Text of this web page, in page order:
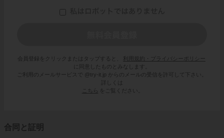
会員登録をクリックまたはタップすると、
利用規約・プライバシーポリシー
に同意したものとみなします。
ご利用のメールサービスで @try-it.jp からのメールの受信を許可して下さい。
詳しくは
こちら
をご覧ください。
合同と証明